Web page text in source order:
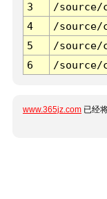
3 /source/
4
/source/
5
/source/
6
/source/
www.365jz.com 已经